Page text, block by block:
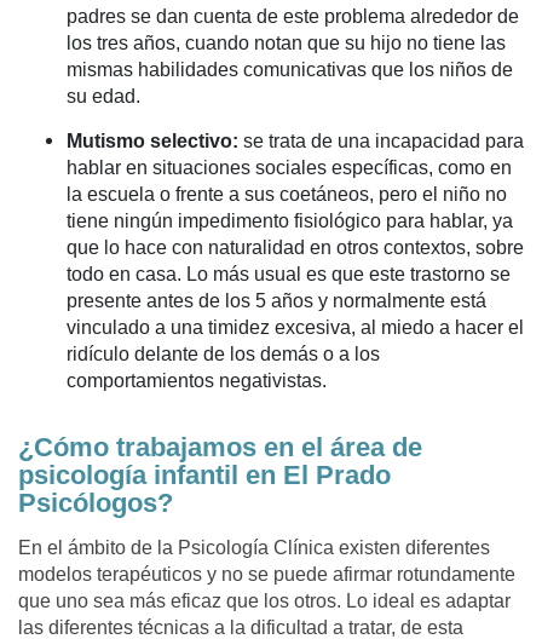
padres se dan cuenta de este problema alrededor de
los tres años, cuando notan que su hijo no tiene las
mismas habilidades comunicativas que los niños de
su edad.
Mutismo selectivo: se trata de una incapacidad para
hablar en situaciones sociales específicas, como en
la escuela o frente a sus coetáneos, pero el niño no
tiene ningún impedimento fisiológico para hablar, ya
que lo hace con naturalidad en otros contextos, sobre
todo en casa. Lo más usual es que este trastorno se
presente antes de los 5 años y normalmente está
vinculado a una timidez excesiva, al miedo a hacer el
ridículo delante de los demás o a los
comportamientos negativistas.
¿Cómo trabajamos en el área de
psicología infantil en El Prado
Psicólogos?
En el ámbito de la Psicología Clínica existen diferentes
modelos terapéuticos y no se puede afirmar rotundamente
que uno sea más eficaz que los otros. Lo ideal es adaptar
las diferentes técnicas a la dificultad a tratar, de esta